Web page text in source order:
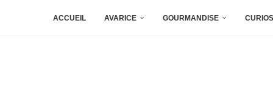
ACCUEIL AVARICE GOURMANDISE